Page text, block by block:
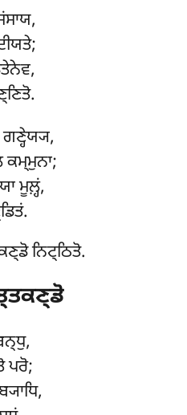
ਮੂਲ਼੍ਹਂ,
ਨਿਟ੍ਠਿਤੋ.
ਪਰੋ;